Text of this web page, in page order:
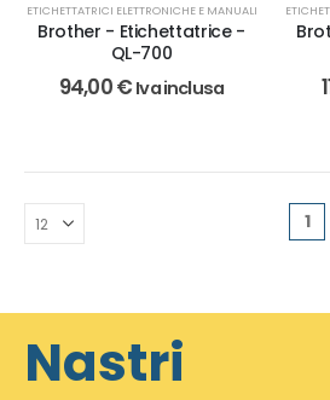
ETICHETTATRICI ELETTRONICHE E MANUALI
Brother - Etichettatrice -
QL-700
94,00€ Iva inclusa
1
Nastri